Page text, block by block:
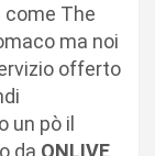
come The
ma noi
offerto
un pò il